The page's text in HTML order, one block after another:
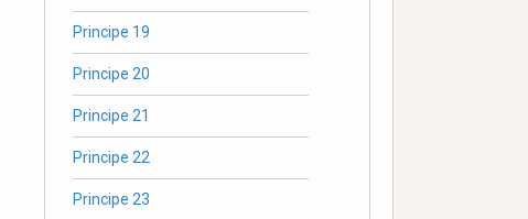
Principe 19
Principe 20
Principe 21
Principe 22
Principe 23